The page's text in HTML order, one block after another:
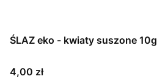
ŚLAZ eko - kwiaty suszone 10g
Cena
4,00 zł